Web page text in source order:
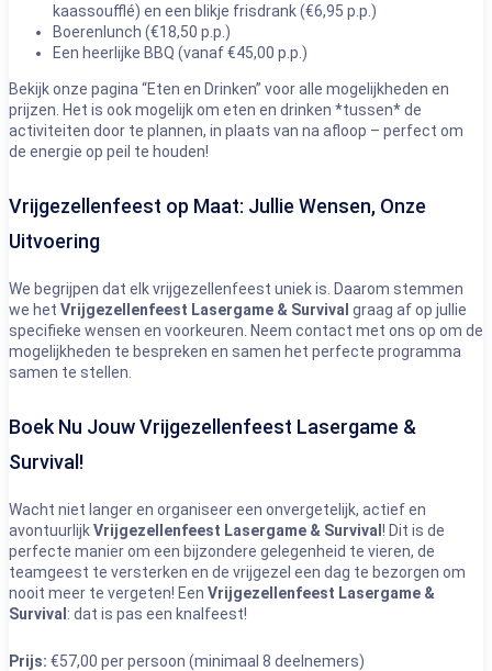
kaassoufflé) en een blikje frisdrank (€6,95 p.p.)
Boerenlunch (€18,50 p.p.)
Een heerlijke BBQ (vanaf €45,00 p.p.)
Bekijk onze pagina “Eten en Drinken” voor alle mogelijkheden en
prijzen. Het is ook mogelijk om eten en drinken *tussen* de
activiteiten door te plannen, in plaats van na afloop – perfect om
de energie op peil te houden!
Vrijgezellenfeest op Maat: Jullie Wensen, Onze
Uitvoering
We begrijpen dat elk vrijgezellenfeest uniek is. Daarom stemmen
we het Vrijgezellenfeest Lasergame & Survival graag af op jullie
specifieke wensen en voorkeuren. Neem contact met ons op om de
mogelijkheden te bespreken en samen het perfecte programma
samen te stellen.
Boek Nu Jouw Vrijgezellenfeest Lasergame &
Survival!
Wacht niet langer en organiseer een onvergetelijk, actief en
avontuurlijkVrijgezellenfeest Lasergame & Survival ! Dit is de
perfecte manier om een bijzondere gelegenheid te vieren, de
teamgeest te versterken en de vrijgezel een dag te bezorgen om
nooit meer te vergeten! Een Vrijgezellenfeest Lasergame &
Survival : dat is pas een knalfeest!
Prijs: €57,00 per persoon (minimaal 8 deelnemers)